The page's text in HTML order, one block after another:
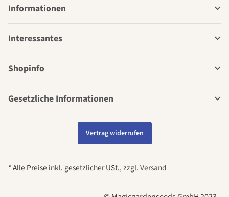
Informationen
Interessantes
Shopinfo
Gesetzliche Informationen
Vertrag widerrufen
* Alle Preise inkl. gesetzlicher USt., zzgl.Versand